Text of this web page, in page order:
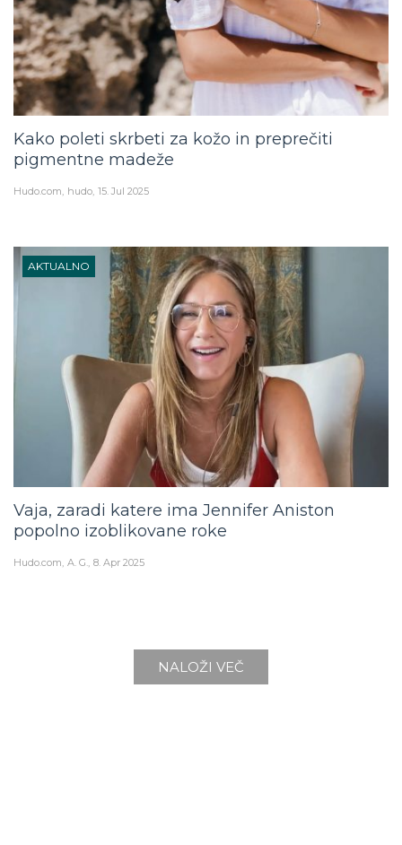
Kako poleti skrbeti za kožo in preprečiti
pigmentne madeže
Hudo.com hudo 15. Jul 2025
AKTUALNO
Vaja, zaradi katere ima Jennifer Aniston
popolno izoblikovane roke
Hudo.com A. G. 8. Apr 2025
NALOŽI VEČ